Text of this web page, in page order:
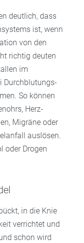
deutlich, dass
ist, wenn
von den
richtig deuten
im
Durchblutungs-
So können
Herz-
Migräne oder
auslösen.
oder Drogen
in die Knie
verrichtet und
schon wird